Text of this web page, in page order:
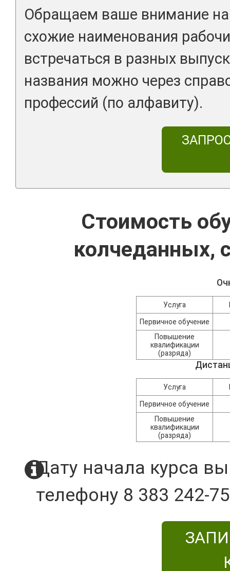
Обращаем ваше внимание на
схожие наименования
встречаться в разных
названия можно через
профессий (по алфавиту).
Стоимость
колчеданных,
Услуга
Первичное обучение
Повышение
квалификации
(разряда)
Услуга
Первичное обучение
Повышение
квалификации
(разряда)
Дату начала курса
телефону 8 383 242-